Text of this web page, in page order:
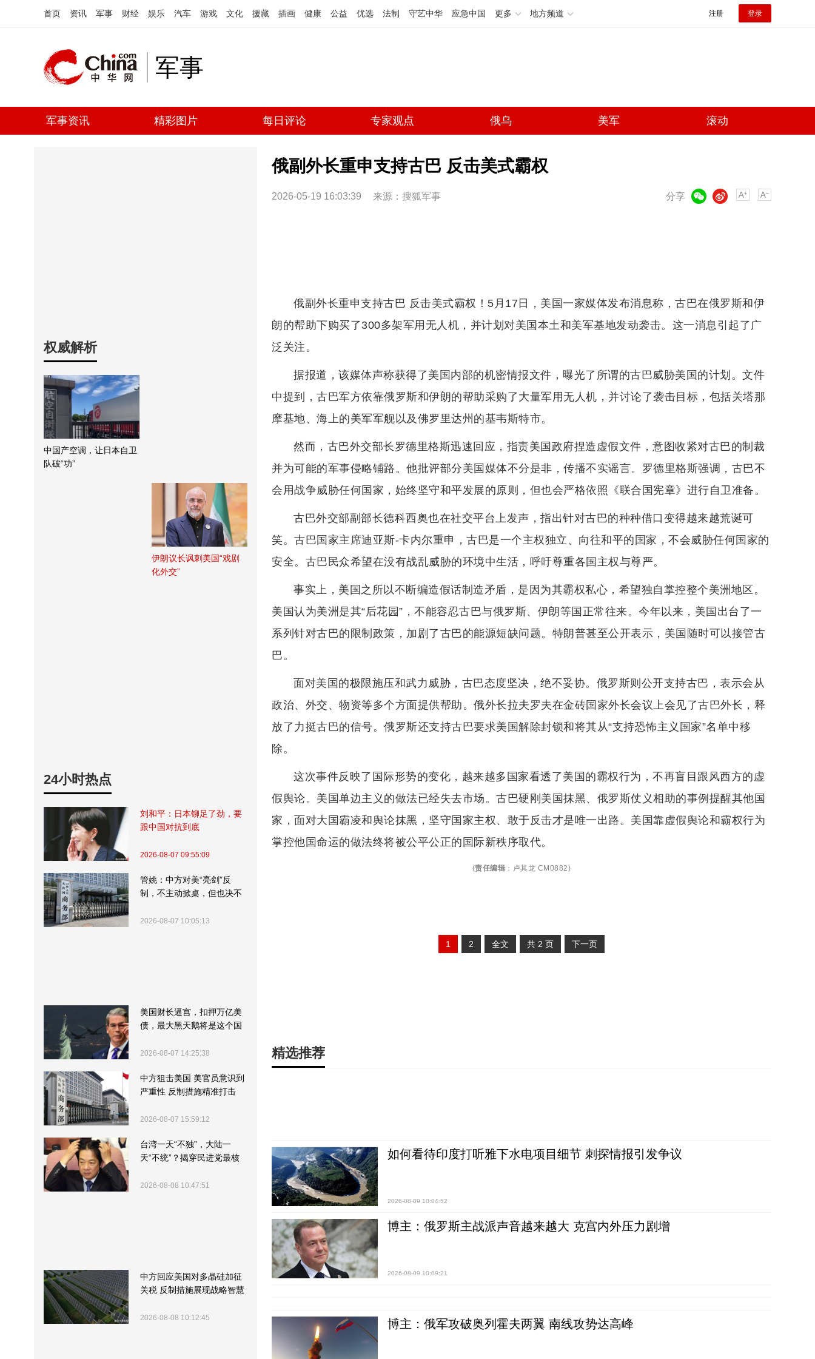
首页 资讯 军事 财经 娱乐 汽车 游戏 文化 援藏 插画 健康 公益 优选 法制 守艺中华 应急中国 更多 地方频道 注册 登录
军事
军事资讯 精彩图片 每日评论 专家观点 俄乌 美军 滚动
权威解析
中国产空调，让日本自卫
队破“功”
伊朗议长讽刺美国“戏剧
化外交”
24小时热点
刘和平：日本铆足了劲，要
跟中国对抗到底
2026-08-07 09:55:09
管姚：中方对美“亮剑”反
制，不主动掀桌，但也决不
2026-08-07 10:05:13
美国财长逼宫，扣押万亿美
债，最大黑天鹅将是这个国
2026-08-07 14:25:38
中方狙击美国 美官员意识到
严重性 反制措施精准打击
2026-08-07 15:59:12
台湾一天“不独”，大陆一
天“不统”？揭穿民进党最核
2026-08-08 10:47:51
中方回应美国对多晶硅加征
关税 反制措施展现战略智慧
2026-08-08 10:12:45
俄副外长重申支持古巴 反击美式霸权
2026-05-19 16:03:39 来源： 搜狐军事 分享
微博
俄副外长重申支持古巴 反击美式霸权！5月17日，美国一家媒体发布消息称，古巴在俄罗斯和伊
朗的帮助下购买了300多架军用无人机，并计划对美国本土和美军基地发动袭击。这一消息引起了广
泛关注。
据报道，该媒体声称获得了美国内部的机密情报文件，曝光了所谓的古巴威胁美国的计划。文件
中提到，古巴军方依靠俄罗斯和伊朗的帮助采购了大量军用无人机，并讨论了袭击目标，包括关塔那
摩基地、海上的美军军舰以及佛罗里达州的基韦斯特市。
然而，古巴外交部长罗德里格斯迅速回应，指责美国政府捏造虚假文件，意图收紧对古巴的制裁
并为可能的军事侵略铺路。他批评部分美国媒体不分是非，传播不实谣言。罗德里格斯强调，古巴不
会用战争威胁任何国家，始终坚守和平发展的原则，但也会严格依照《联合国宪章》进行自卫准备。
古巴外交部副部长德科西奥也在社交平台上发声，指出针对古巴的种种借口变得越来越荒诞可
笑。古巴国家主席迪亚斯-卡内尔重申，古巴是一个主权独立、向往和平的国家，不会威胁任何国家的
安全。古巴民众希望在没有战乱威胁的环境中生活，呼吁尊重各国主权与尊严。
事实上，美国之所以不断编造假话制造矛盾，是因为其霸权私心，希望独自掌控整个美洲地区。
美国认为美洲是其“后花园”，不能容忍古巴与俄罗斯、伊朗等国正常往来。今年以来，美国出台了一
系列针对古巴的限制政策，加剧了古巴的能源短缺问题。特朗普甚至公开表示，美国随时可以接管古
巴。
面对美国的极限施压和武力威胁，古巴态度坚决，绝不妥协。俄罗斯则公开支持古巴，表示会从
政治、外交、物资等多个方面提供帮助。俄外长拉夫罗夫在金砖国家外长会议上会见了古巴外长，释
放了力挺古巴的信号。俄罗斯还支持古巴要求美国解除封锁和将其从“支持恐怖主义国家”名单中移
除。
这次事件反映了国际形势的变化，越来越多国家看透了美国的霸权行为，不再盲目跟风西方的虚
假舆论。美国单边主义的做法已经失去市场。古巴硬刚美国抹黑、俄罗斯仗义相助的事例提醒其他国
家，面对大国霸凌和舆论抹黑，坚守国家主权、敢于反击才是唯一出路。美国靠虚假舆论和霸权行为
掌控他国命运的做法终将被公平公正的国际新秩序取代。
(责任编辑 ： 卢其龙 CM0882)
1 2 全文 共 2 页 下一页
精选推荐
如何看待印度打听雅下水电项目细节 刺探情报引发争议
2026-08-09 10:04:52
博主：俄罗斯主战派声音越来越大 克宫内外压力剧增
2026-08-09 10:09:21
博主：俄军攻破奥列霍夫两翼 南线攻势达高峰